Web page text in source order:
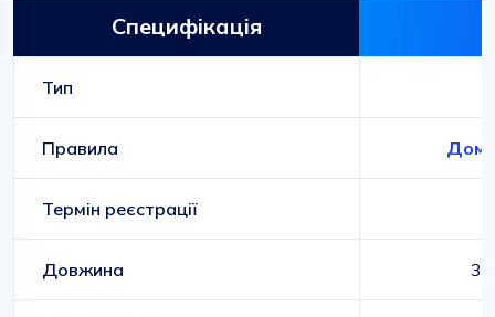
Специфікація
Тип
Правила
Термін реєстрації
Довжина 3-